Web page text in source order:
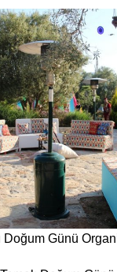
Doğum Günü